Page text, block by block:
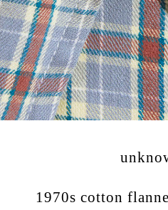
1970s cotton